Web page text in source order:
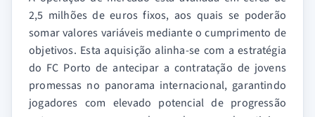
2,5 milhões de euros fixos, aos quais se poderão
somar valores variáveis mediante o cumprimento de
objetivos. Esta aquisição alinha-se com a estratégia
do FC Porto de antecipar a contratação de jovens
promessas no panorama internacional, garantindo
jogadores com elevado potencial de progressão